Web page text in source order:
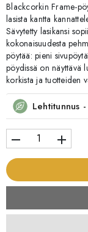
Blackcorkin Frame-
lasista kantta
Sävytetty lasikansi
kokonaisuudesta
pöytää: pieni
pöydissä on näyttävä
korkista ja tuotteiden
Lehtitunnus
remove add